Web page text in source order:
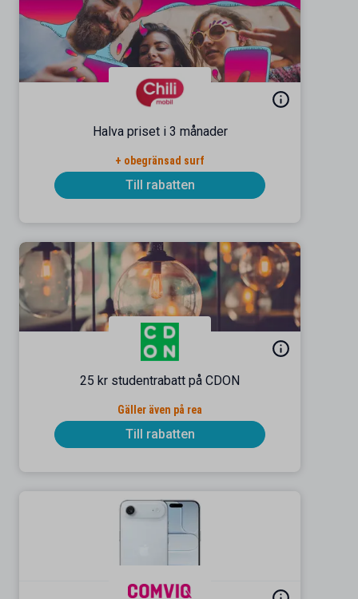
Halva priset i 3 månader
+ obegränsad surf
Till rabatten
25 kr studentrabatt på CDON
Gäller även på rea
Till rabatten